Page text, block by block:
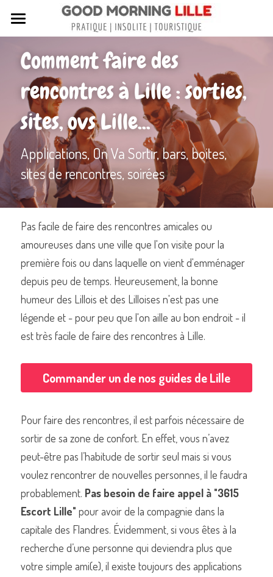
Sortir à Lille
Lille de A à Z
Nos livres sur Lille
Lille insolite et secret
Street Art à Lille
Contactez-nous
Rechercher
Commander un de nos livres sur Lille
Comment faire des
rencontres à Lille : sorties,
sites, ovs Lille...
Applications, On Va Sortir, bars, boites,
sites de rencontres, soirées
Pas facile de faire des rencontres amicales ou
amoureuses dans une ville que l'on visite pour la
première fois ou dans laquelle on vient d'emménager
depuis peu de temps. Heureusement, la bonne
humeur des Lillois et des Lilloises n'est pas une
légende et - pour peu que l'on aille au bon endroit - il
est très facile de faire des rencontres à Lille.
Commander un de nos guides de Lille
Pour faire des rencontres, il est parfois nécessaire de
sortir de sa zone de confort. En effet, vous n’avez
peut-être pas l’habitude de sortir seul mais si vous
voulez rencontrer de nouvelles personnes, il le faudra
probablement. Pas besoin de faire appel à "3615
Escort Lille" pour avoir de la compagnie dans la
capitale des Flandres. Évidemment, si vous êtes à la
recherche d’une personne qui deviendra plus que
votre simple ami(e), il existe toujours des applications